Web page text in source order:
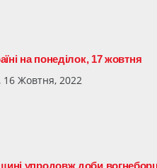
на понеділок, 17 жовтня
16 Жовтня, 2022
упродовж доби